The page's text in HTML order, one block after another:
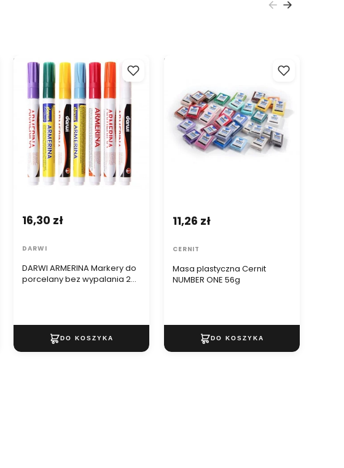
DARWI ARMERINA Markery do
porcelany bez wypalania 2 mm
/6 ml
DARWI ARMERINA Markery do
porcelany bez wypalania 2
16,30 zł
DARWI
Masa plastyczna Cernit
Masa plastyczna Cernit
NUMBER ONE 56g
11,26 zł
CERNIT